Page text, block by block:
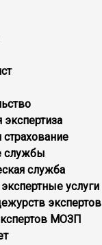
экспертиза
службы
служба
услуги
экспертов
МОЗП